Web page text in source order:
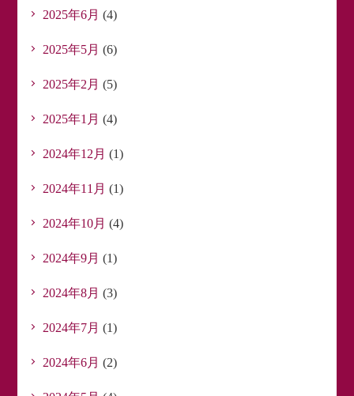
2025年6月 (4)
2025年5月 (6)
2025年2月 (5)
2025年1月 (4)
2024年12月 (1)
2024年11月 (1)
2024年10月 (4)
2024年9月 (1)
2024年8月 (3)
2024年7月 (1)
2024年6月 (2)